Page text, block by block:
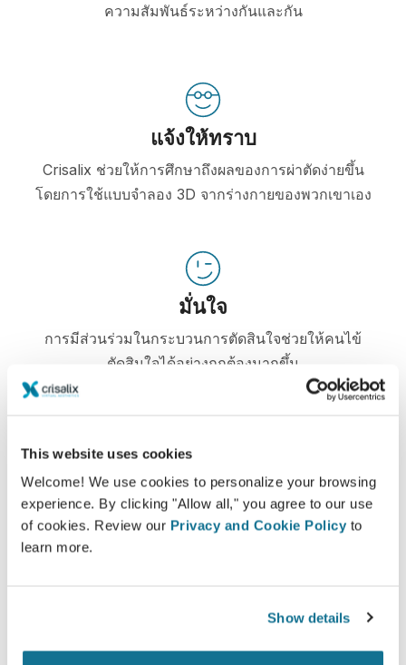
This website uses cookies
Welcome! We use cookies to personalize your browsing
experience. By clicking "Allow all," you agree to our use
of cookies. Review our Privacy and Cookie Policy to
learn more.
Show details
ความสัมพันธ์ระหว่างกันและกัน
แจ้งให้ทราบ
Crisalix ช่วยให้การศึกษาถึงผลของการผ่าตัดง่ายขึ้น
โดยการใช้แบบจำลอง 3D จากร่างกายของพวกเขาเอง
มั่นใจ
การมีส่วนร่วมในกระบวนการตัดสินใจช่วยให้คนไข้
ตัดสินใจได้อย่างถูกต้องมากขึ้น
ความพอใจ
100% ของผู้หญิง พอใจและพึงพอใจอย่างมาก หลังจาก
ได้ดูแบบจำลอง Crisalix 3D ก่อนล่วงหน้า*
พฤษภาคม 2010 ถึง กันยายน 2011 ในประเทศสวิสแลนด์